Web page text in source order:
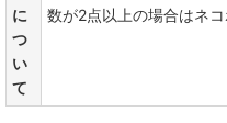
に
つ
い
て
数が2点以上の場合はネ